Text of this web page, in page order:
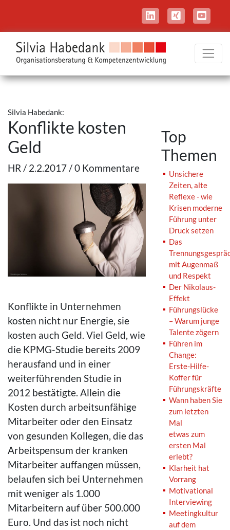
Silvia Habedank:
Konflikte kosten
Geld
HR / 2.2.2017 / 0 Kommentare
Konflikte in Unternehmen
kosten nicht nur Energie, sie
kosten auch Geld. Viel Geld, wie
die KPMG-Studie bereits 2009
herausfand und in einer
weiterführenden Studie in
2012 bestätigte. Allein die
Kosten durch arbeitsunfähige
Mitarbeiter oder den Einsatz
von gesunden Kollegen, die das
Arbeitspensum der kranken
Mitarbeiter auffangen müssen,
belaufen sich bei Unternehmen
mit weniger als 1.000
Mitarbeitern auf über 500.000
Euro. Und das ist noch nicht
Top
Themen
Unsichere
Zeiten, alte
Reflexe - wie
Krisen moderne
Führung unter
Druck setzen
Das
mit Augenmaß
und Respekt
Der Nikolaus-
Effekt
Führungslücke
– Warum junge
Talente zögern
Führen im
Change:
Erste-Hilfe-
Koffer für
Führungskräfte
Wann haben Sie
zum letzten
Mal
etwas zum
ersten Mal
erlebt?
Klarheit hat
Vorrang
Motivational
Interviewing
Meetingkultur
auf dem